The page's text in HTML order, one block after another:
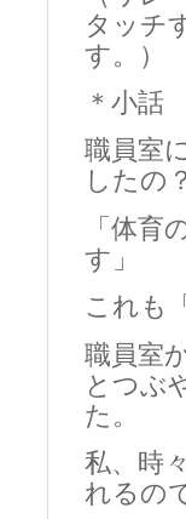
タッチ
す。）
＊小話
職員室
したの
「体
す」
これも
職員室
とつぶ
た。
私、時
れるの